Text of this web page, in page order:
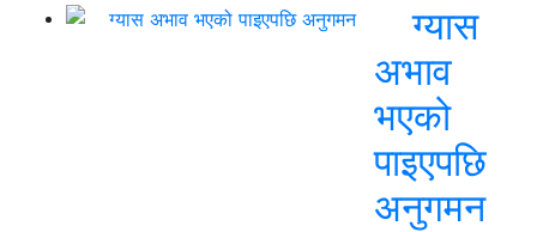
ग्यास
अभाव
भएको
पाइएपछि
अनुगमन